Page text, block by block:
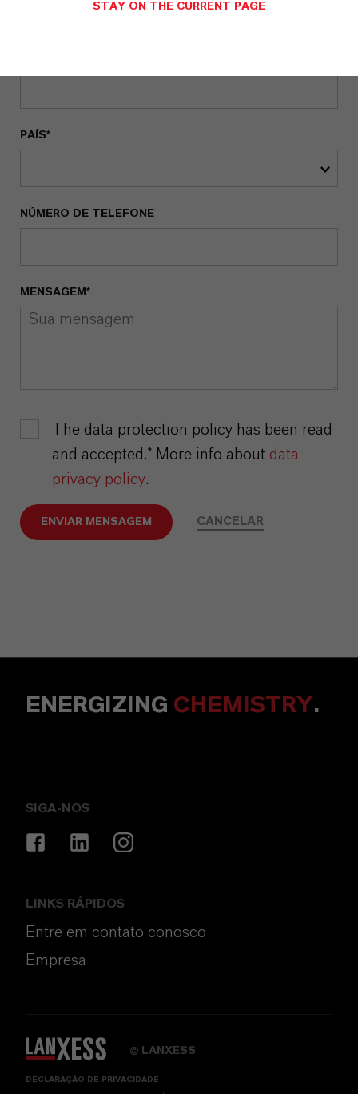
PAÍS*
NÚMERO DE TELEFONE
MENSAGEM*
The data protection policy has been read
and accepted.* More info about data
privacy policy.
ENVIAR MENSAGEM CANCELAR
ENERGIZING CHEMISTRY.
SIGA-NOS
LINKS RÁPIDOS
Entre em contato conosco
Empresa
© LANXESS
DECLARAÇÃO DE PRIVACIDADE
STAY ON THE CURRENT PAGE